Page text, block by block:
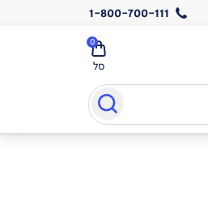
1-800-700-111
סל
0